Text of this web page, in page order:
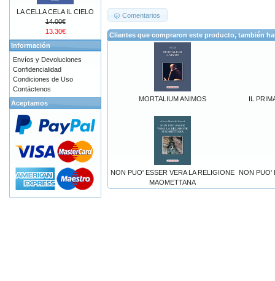
Comentarios
Clientes que compraron este producto, también
MORTALIUM ANIMOS IL
NON PUO' ESSER VERA LA RELIGIONE
MAOMETTANA
NON PUO'
LA CELLA CELA IL CIELO
14.00€
13.30€
Información
Envíos y Devoluciones
Confidencialidad
Condiciones de Uso
Contáctenos
Aceptamos